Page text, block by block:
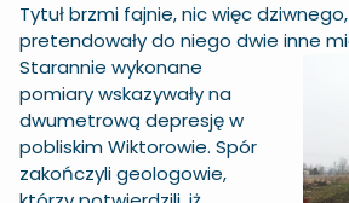
Tytuł brzmi fajnie, nic więc
pretendowały do niego dwie inne
Starannie wykonane
pomiary wskazywały na
dwumetrową depresję w
pobliskim Wiktorowie. Spór
zakończyli geologowie,